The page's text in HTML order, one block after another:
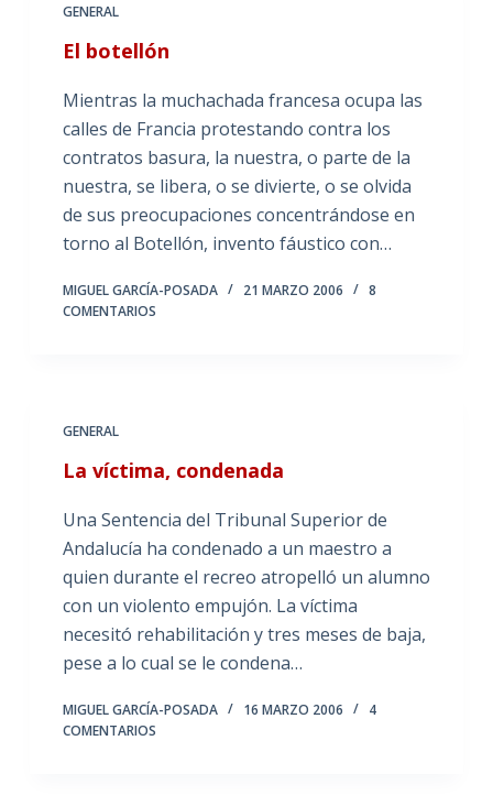
GENERAL
El botellón
Mientras la muchachada francesa ocupa las
calles de Francia protestando contra los
contratos basura, la nuestra, o parte de la
nuestra, se libera, o se divierte, o se olvida
de sus preocupaciones concentrándose en
torno al Botellón, invento fáustico con…
MIGUEL GARCÍA-POSADA 21 MARZO 2006
8
COMENTARIOS
GENERAL
La víctima, condenada
Una Sentencia del Tribunal Superior de
Andalucía ha condenado a un maestro a
quien durante el recreo atropelló un alumno
con un violento empujón. La víctima
necesitó rehabilitación y tres meses de baja,
pese a lo cual se le condena…
MIGUEL GARCÍA-POSADA 16 MARZO 2006
4
COMENTARIOS